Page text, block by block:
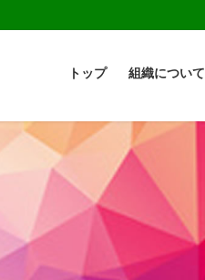
トップ 組織について